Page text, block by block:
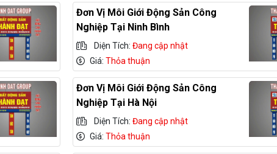
Đơn Vị Môi Giới Động Sản Công
Nghiệp Tại Ninh Bình
Diện Tích:Đang cập nhật
Giá:Thỏa thuận
Đơn Vị Môi Giới Động Sản Công
Nghiệp Tại Hà Nội
Diện Tích:Đang cập nhật
Giá:Thỏa thuận